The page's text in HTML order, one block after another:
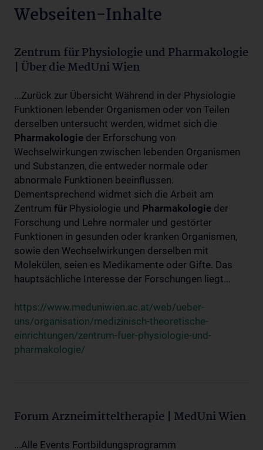
Webseiten-Inhalte
Zentrum für Physiologie und Pharmakologie
| Über die MedUni Wien
...Zurück zur Übersicht Während in der Physiologie
Funktionen lebender Organismen oder von Teilen
derselben untersucht werden, widmet sich die
Pharmakologie der Erforschung von
Wechselwirkungen zwischen lebenden Organismen
und Substanzen, die entweder normale oder
abnormale Funktionen beeinflussen.
Dementsprechend widmet sich die Arbeit am
Zentrum für Physiologie und Pharmakologie der
Forschung und Lehre normaler und gestörter
Funktionen in gesunden oder kranken Organismen,
sowie den Wechselwirkungen derselben mit
Molekülen, seien es Medikamente oder Gifte. Das
hauptsächliche Interesse der Forschungen liegt...
https://www.meduniwien.ac.at/web/ueber-
uns/organisation/medizinisch-theoretische-
einrichtungen/zentrum-fuer-physiologie-und-
pharmakologie/
Forum Arzneimitteltherapie | MedUni Wien
...Alle Events Fortbildungsprogramm